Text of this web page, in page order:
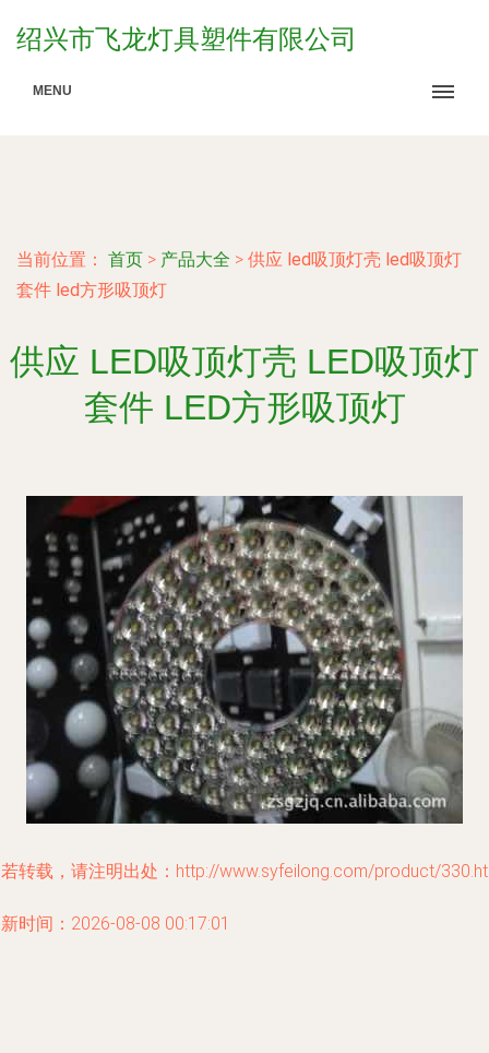
绍兴市飞龙灯具塑件有限公司
MENU
当前位置： 首页 > 产品大全 > 供应 led吸顶灯壳 led吸顶灯
套件 led方形吸顶灯
供应 LED吸顶灯壳 LED吸顶灯
套件 LED方形吸顶灯
转载，请注明出处：http://www.syfeilong.com/product/
时间：2026-08-08 00:17:01